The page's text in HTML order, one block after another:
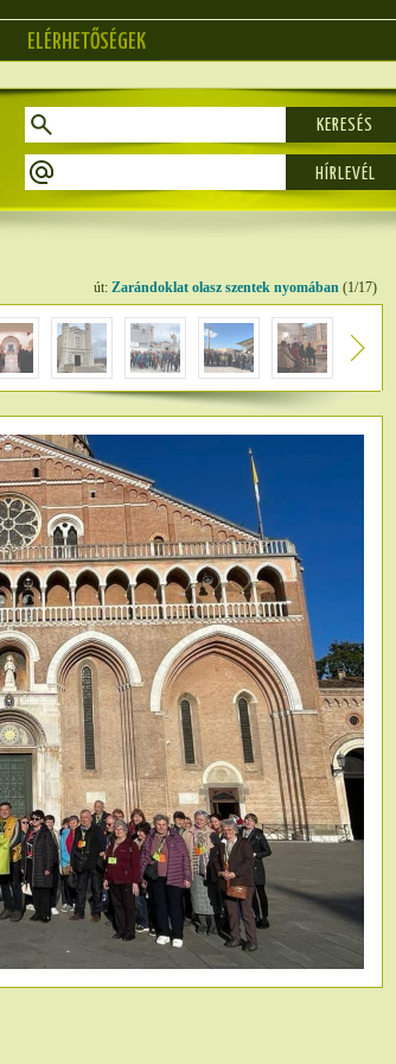
ELÉRHETŐSÉGEK
KERESÉS
út: Zarándoklat olasz szentek nyomában (1/17)